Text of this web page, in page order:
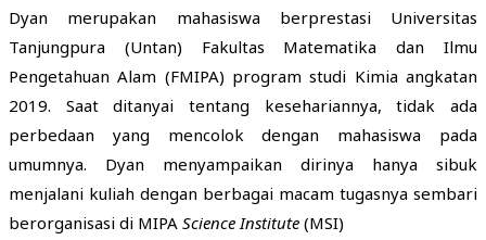
Dyan merupakan mahasiswa berprestasi Universitas
Tanjungpura (Untan) Fakultas Matematika dan Ilmu
Pengetahuan Alam (FMIPA) program studi Kimia angkatan
2019. Saat ditanyai tentang kesehariannya, tidak ada
perbedaan yang mencolok dengan mahasiswa pada
umumnya. Dyan menyampaikan dirinya hanya sibuk
menjalani kuliah dengan berbagai macam tugasnya sembari
berorganisasi di MIPA Science Institute (MSI)